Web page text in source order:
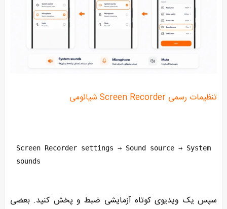
تنظیمات رسمی Screen Recorder شیائومی
Screen Recorder settings → Sound source → System
sounds
سپس یک ویدیوی کوتاه آزمایشی ضبط و پخش کنید. بعضی